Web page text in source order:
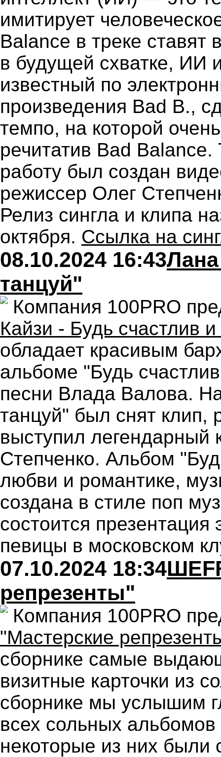
имитирует
Balance в треке ставят
в будущей схватке, ИИ
известный по
произведения Bad B.,
темпо, на которой
речитатив Bad
работу был создан
режиссер Олег
Релиз сингла и клипа
октября. Ссылка на
08.10.2024 16:43
танцуй"
Компания 100PRO
Кайзи - Будь счастлив
обладает красивым
альбоме "Будь
песни Влада Валова.
танцуй" был снят клип,
выступил легендарный
Степченко. Альбом
любви и романтике,
создана в стиле поп
состоится презентация
певицы в московском
07.10.2024 18:34
репрезенты"
Компания 100PRO
"Мастерские
сборнике самые
визитные карточки из
сборнике мы услышим
всех сольных
некоторые из них